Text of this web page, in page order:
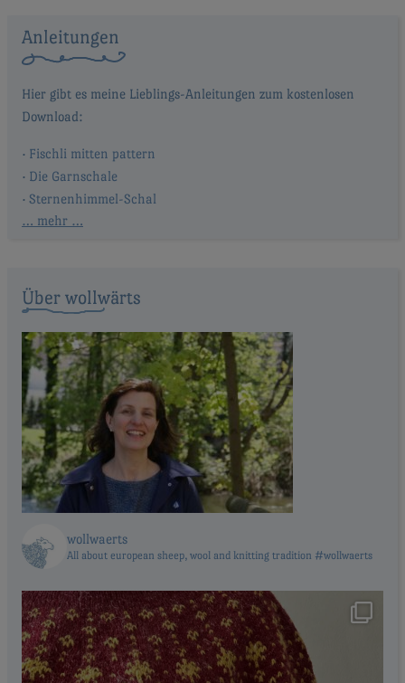
Anleitungen
Fischli mitten pattern
Die Garnschale
Sternenhimmel-Schal
… mehr …
Über wollwärts
wollwaerts
All about european sheep, wool and knitting tradition #wollwaerts